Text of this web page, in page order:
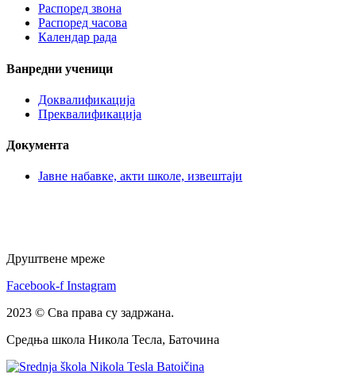
Распоред звона
Распоред часова
Календар рада
Ванредни ученици
Доквалификација
Преквалификација
Документа
Јавне набавке, акти школе, извештаји
Друштвене мреже
Facebook-f Instagram
2023 © Сва права су задржана.
Средња школа Никола Тесла, Баточина